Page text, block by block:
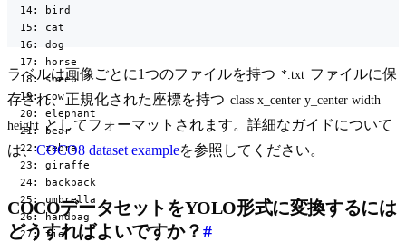
  14: bird
  15: cat
  16: dog
  17: horse
  18: sheep
  19: cow
  20: elephant
  21: bear
  22: zebra
  23: giraffe
  24: backpack
  25: umbrella
  26: handbag
  27: tie
ラベルは画像ごとに1つのファイルを持つ *.txt ファイルに保
存され、正規化された座標を持つ class x_center y_center width
height としてフォーマットされます。詳細なガイドについて
は、COCO8 dataset exampleを参照してください。
COCOデータセットをYOLO形式に変換するには
どうすればよいですか？#